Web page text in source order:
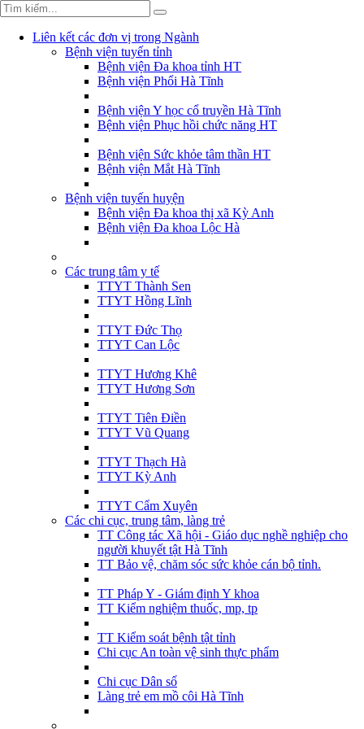
Liên kết các đơn vị trong Ngành
Bệnh viện tuyến tỉnh
Bệnh viện Đa khoa tỉnh HT
Bệnh viện Phổi Hà Tĩnh
Bệnh viện Y học cổ truyền Hà Tĩnh
Bệnh viện Phục hồi chức năng HT
Bệnh viện Sức khỏe tâm thần HT
Bệnh viện Mắt Hà Tĩnh
Bệnh viện tuyến huyện
Bệnh viện Đa khoa thị xã Kỳ Anh
Bệnh viện Đa khoa Lộc Hà
Các trung tâm y tế
TTYT Thành Sen
TTYT Hồng Lĩnh
TTYT Đức Thọ
TTYT Can Lộc
TTYT Hương Khê
TTYT Hương Sơn
TTYT Tiên Điền
TTYT Vũ Quang
TTYT Thạch Hà
TTYT Kỳ Anh
TTYT Cẩm Xuyên
Các chi cục, trung tâm, làng trẻ
TT Công tác Xã hội - Giáo dục nghề nghiệp cho
người khuyết tật Hà Tĩnh
TT Bảo vệ, chăm sóc sức khỏe cán bộ tỉnh.
TT Pháp Y - Giám định Y khoa
TT Kiểm nghiệm thuốc, mp, tp
TT Kiểm soát bệnh tật tỉnh
Chi cục An toàn vệ sinh thực phẩm
Chi cục Dân số
Làng trẻ em mồ côi Hà Tĩnh